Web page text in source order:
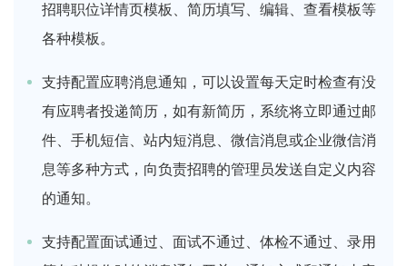
招聘职位详情页模板、简历填写、编辑、查看模板等
各种模板。
支持配置应聘消息通知，可以设置每天定时检查有没
有应聘者投递简历，如有新简历，系统将立即通过邮
件、手机短信、站内短消息、微信消息或企业微信消
息等多种方式，向负责招聘的管理员发送自定义内容
的通知。
支持配置面试通过、面试不通过、体检不通过、录用